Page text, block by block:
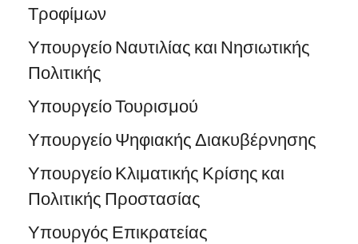
Τροφίμων
Υπουργείο Ναυτιλίας και Νησιωτικής
Πολιτικής
Υπουργείο Τουρισμού
Υπουργείο Ψηφιακής Διακυβέρνησης
Υπουργείο Κλιματικής Κρίσης και
Πολιτικής Προστασίας
Υπουργός Επικρατείας